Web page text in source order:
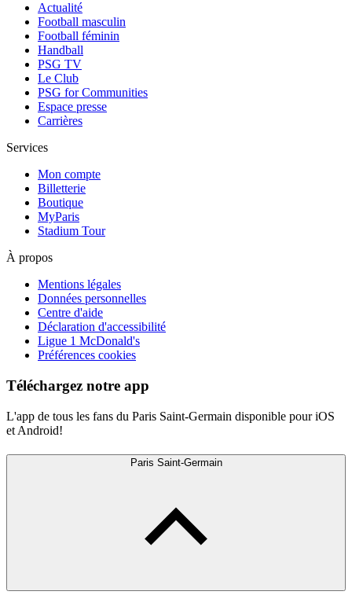
Actualité
Football masculin
Football féminin
Handball
PSG TV
Le Club
PSG for Communities
Espace presse
Carrières
Services
Mon compte
Billetterie
Boutique
MyParis
Stadium Tour
À propos
Mentions légales
Données personnelles
Centre d'aide
Déclaration d'accessibilité
Ligue 1 McDonald's
Préférences cookies
Téléchargez notre app
L'app de tous les fans du Paris Saint-Germain disponible pour iOS
et Android!
Paris Saint-Germain